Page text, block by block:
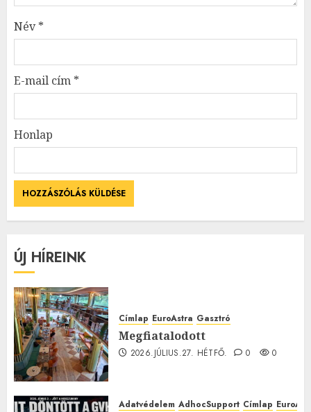
Név*
E-mail cím *
Honlap
ÚJ HÍREINK
Címlap EuroAstra Gasztró
Megfiatalodott
2026.JÚLIUS.27. HÉTFŐ. 0 0
Adatvédelem AdhocSupport Címlap